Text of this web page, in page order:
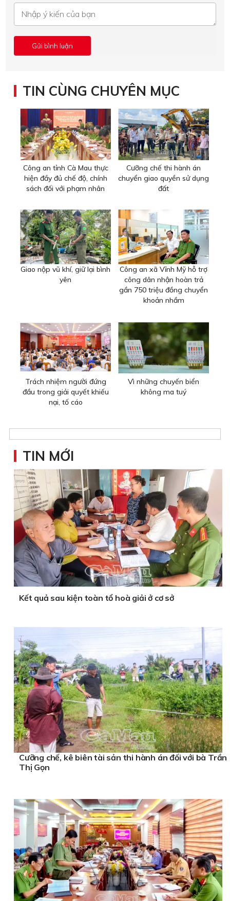
TIN CÙNG CHUYÊN MỤC
Công an tỉnh Cà Mau thực
hiện đầy đủ chế độ, chính
sách đối với phạm nhân
Cưỡng chế thi hành án
chuyển giao quyền sử dụng
đất
Giao nộp vũ khí, giữ lại bình
yên
Công an xã Vĩnh Mỹ hỗ trợ
công dân nhận hoàn trả
gần 750 triệu đồng chuyển
khoản nhầm
Trách nhiệm người đứng
đầu trong giải quyết khiếu
nại, tố cáo
Vì những chuyến biển
không ma tuý
TIN MỚI
Kết quả sau kiện toàn tổ hoà giải ở cơ sở
Cưỡng chế, kê biên tài sản thi hành án đối với bà Trần
Thị Gọn